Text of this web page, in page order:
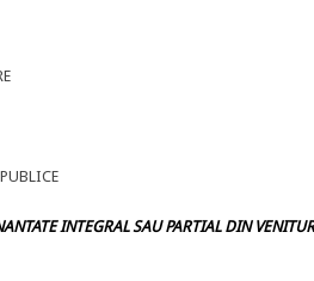
INTEGRAL SAU PARTIAL DIN